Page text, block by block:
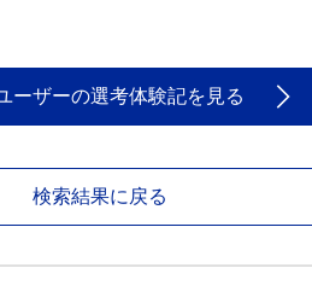
ーザーの選考体験記を見る
検索結果に戻る